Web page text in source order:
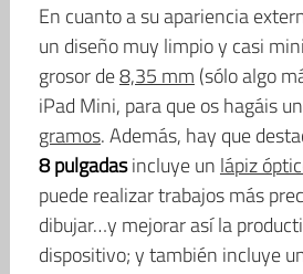
En cuanto a su apariencia
un diseño muy limpio y casi
grosor de8,35 mm (sólo algo
iPad Mini, para que os hagáis
gramos. Además, hay que
8 pulgadasincluye un lápiz
puede realizar trabajos más
dibujar…y mejorar así la
dispositivo; y también incluye